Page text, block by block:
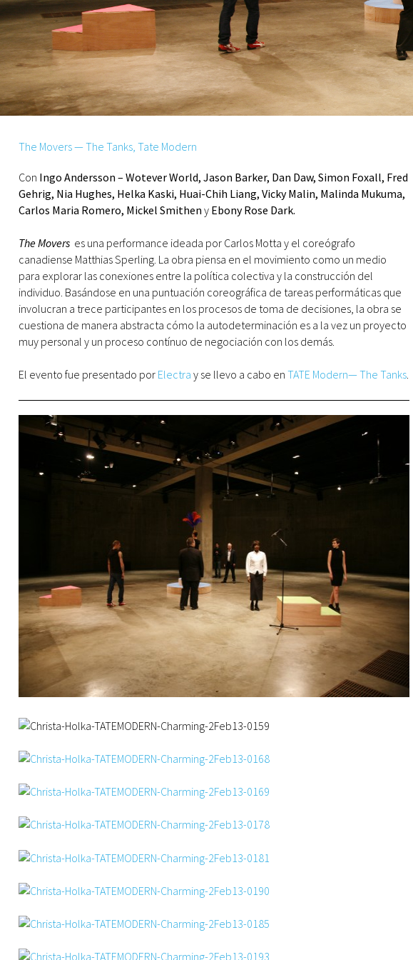
The Movers — The Tanks, Tate Modern
Con Ingo Andersson – Wotever World, Jason Barker, Dan Daw, Simon Foxall, Fred
Gehrig, Nia Hughes, Helka Kaski, Huai-Chih Liang, Vicky Malin, Malinda Mukuma,
Carlos Maria Romero, Mickel Smithen y Ebony Rose Dark.
The Movers es una performance ideada por Carlos Motta y el coreógrafo
canadiense Matthias Sperling. La obra piensa en el movimiento como un medio
para explorar las conexiones entre la política colectiva y la construcción del
individuo. Basándose en una puntuación coreográfica de tareas performáticas que
involucran a trece participantes en los procesos de toma de decisiones, la obra se
cuestiona de manera abstracta cómo la autodeterminación es a la vez un proyecto
muy personal y un proceso contínuo de negociación con los demás.
El evento fue presentado por Electra y se llevo a cabo en TATE Modern— The Tanks.